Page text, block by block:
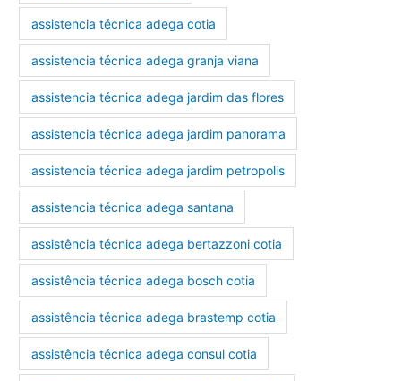
assistencia técnica adega cotia
assistencia técnica adega granja viana
assistencia técnica adega jardim das flores
assistencia técnica adega jardim panorama
assistencia técnica adega jardim petropolis
assistencia técnica adega santana
assistência técnica adega bertazzoni cotia
assistência técnica adega bosch cotia
assistência técnica adega brastemp cotia
assistência técnica adega consul cotia